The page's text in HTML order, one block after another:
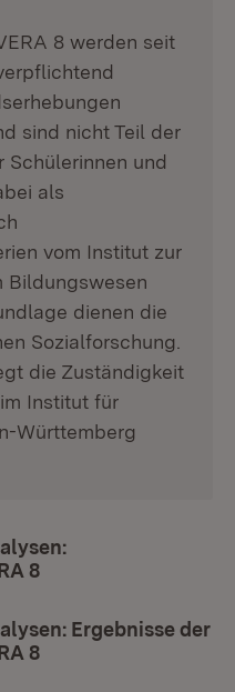
8 werden seit
sind nicht Teil der
Schülerinnen und
als
vom Institut zur
Bildungswesen
dienen die
Sozialforschung.
die Zuständigkeit
Institut für
Württemberg
8
Ergebnisse der
8